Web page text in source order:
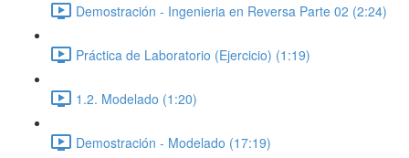
Demostración - Ingenieria en Reversa Parte 02 (2:24)
Práctica de Laboratorio (Ejercicio) (1:19)
1.2. Modelado (1:20)
Demostración - Modelado (17:19)